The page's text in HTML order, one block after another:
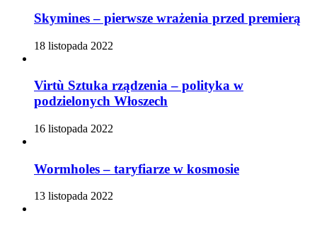
Skymines – pierwsze wrażenia przed premierą
18 listopada 2022
Virtù Sztuka rządzenia – polityka w
podzielonych Włoszech
16 listopada 2022
Wormholes – taryfiarze w kosmosie
13 listopada 2022